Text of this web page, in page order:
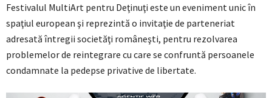
Festivalul MultiArt pentru Deţinuţi este un eveniment unic în
spaţiul european şi reprezintă o invitaţie de parteneriat
adresată întregii societăţi româneşti, pentru rezolvarea
problemelor de reintegrare cu care se confruntă persoanele
condamnate la pedepse privative de libertate.